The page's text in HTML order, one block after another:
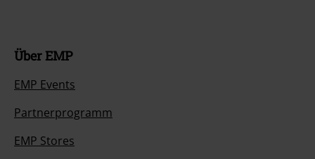
Über EMP
EMP Events
Partnerprogramm
EMP Stores